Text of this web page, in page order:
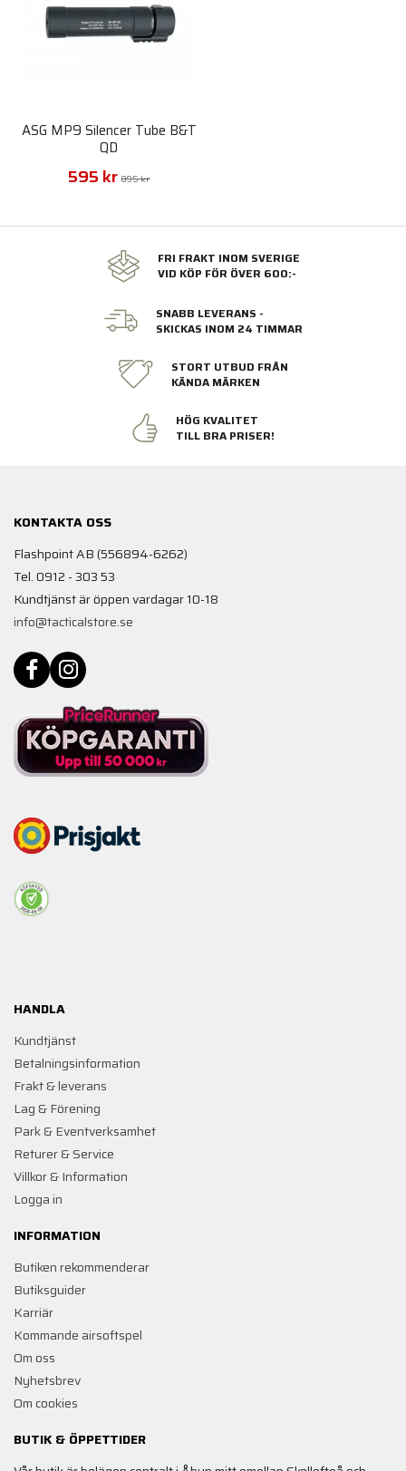
ASG MP9 Silencer Tube B&T
QD
595 kr 895 kr
FRI FRAKT INOM SVERIGE
VID KÖP FÖR ÖVER 600:-
SNABB LEVERANS -
SKICKAS INOM 24 TIMMAR
STORT UTBUD FRÅN
KÄNDA MÄRKEN
HÖG KVALITET
TILL BRA PRISER!
KONTAKTA OSS
Flashpoint AB (556894-6262)
Tel. 0912 - 303 53
Kundtjänst är öppen vardagar 10-18
info@tacticalstore.se
HANDLA
Kundtjänst
Betalningsinformation
Frakt & leverans
Lag & Förening
Park & Eventverksamhet
Returer & Service
Villkor & Information
Logga in
INFORMATION
Butiken rekommenderar
Butiksguider
Karriär
Kommande airsoftspel
Om oss
Nyhetsbrev
Om cookies
BUTIK & ÖPPETTIDER